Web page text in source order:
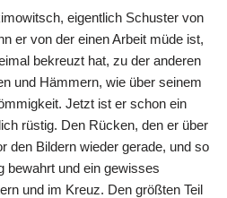
eigentlich Schuster von
er von der einen Arbeit müde ist,
bekreuzt hat, zu der anderen
und Hämmern, wie über seinem
Jetzt ist er schon ein
rüstig. Den Rücken, den er über
den Bildern wieder gerade, und so
bewahrt und ein gewisses
und im Kreuz. Den größten Teil